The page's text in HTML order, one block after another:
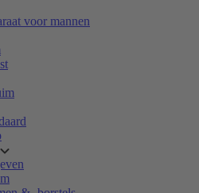
voor mannen